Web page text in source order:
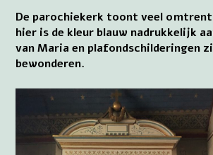
De parochiekerk toont veel
hier is de kleur blauw nadrukkelijk
van Maria en plafondschilderingen
bewonderen.